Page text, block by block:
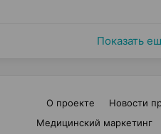
Показать
О проекте Новости
Медицинский маркетинг